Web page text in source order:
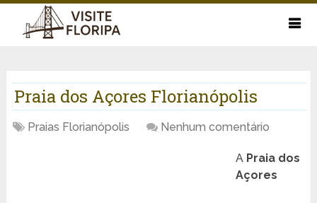
Praia dos Açores Florianópolis
Praias Florianópolis Nenhum comentário
A Praia dos
Açores